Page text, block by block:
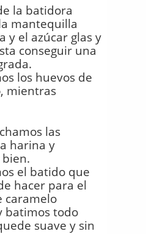
la batidora
mantequilla
y el azúcar glas y
conseguir una
los huevos de
mientras
las
harina y
el batido que
hacer para el
caramelo
batimos todo
suave y sin